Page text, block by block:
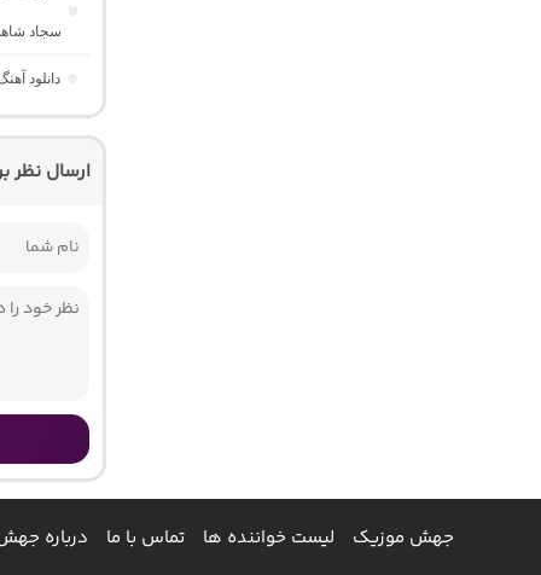
سجاد
دانلود آهنگ دژم 4 “ریمیکس
ارسال نظر
جهش موزیک لیست خواننده ها تماس با ما درباره